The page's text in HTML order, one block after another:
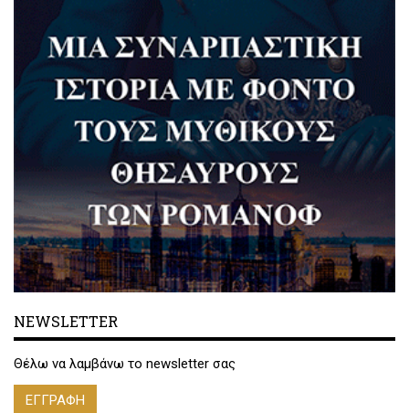
NEWSLETTER
Θέλω να λαμβάνω το newsletter σας
ΕΓΓΡΑΦΗ